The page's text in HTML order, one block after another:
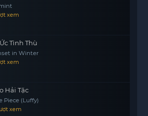
xem
Tình Thù
in Winter
xem
Hải Tặc
Piece (Luffy)
xem